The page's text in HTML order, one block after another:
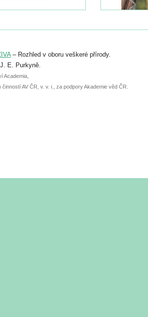
do 6. září.
přednášky nebo
června.
– Rozhled v oboru veškeré přírody.
E. Purkyně.
Academia,
AV ČR, v. v. i., za podpory Akademie věd ČR.